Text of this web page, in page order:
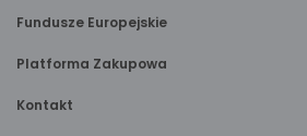
Fundusze Europejskie
Platforma Zakupowa
Kontakt